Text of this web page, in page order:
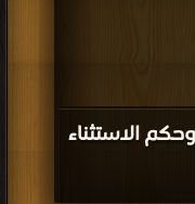
الاستثناء